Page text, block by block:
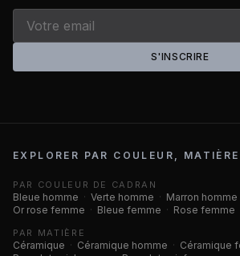
S'INSCRIRE
EXPLORER PAR COULEUR,
PAR COULEUR DE CADRAN
Bleue homme · Verte homme · Marron homme
Or rose femme · Bleue femme · Rose femme
PAR MATIÈRE
Céramique · Céramique homme · Céramique